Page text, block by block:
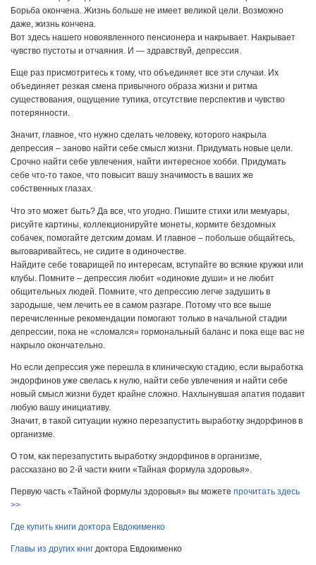
Борьба окончена. Жизнь больше не имеет великой цели. Возможно
даже, жизнь кончена.
Вот здесь нашего новоявленного пенсионера и накрывает. Накрывает
чувство пустоты и отчаяния. И — здравствуй, депрессия.
Еще раз присмотритесь к тому, что объединяет все эти случаи. Их
объединяет резкая смена привычного образа жизни и ритма
существования, ощущение тупика, отсутствие перспектив и чувство
потерянности.
Значит, главное, что нужно сделать человеку, которого накрыла
депрессия – заново найти себе смысл жизни. Придумать новые цели.
Срочно найти себе увлечения, найти интересное хобби. Придумать
себе что-то такое, что повысит вашу значимость в ваших же
собственных глазах.
Что это может быть? Да все, что угодно. Пишите стихи или мемуары,
рисуйте картины, коллекционируйте монеты, кормите бездомных
собачек, помогайте детским домам. И главное – побольше общайтесь,
выговаривайтесь, не сидите в одиночестве.
Найдите себе товарищей по интересам, вступайте во всякие кружки или
клубы. Помните – депрессия любит «одинокие души» и не любит
общительных людей. Помните, что депрессию легче задушить в
зародыше, чем лечить ее в самом разгаре. Потому что все выше
перечисленные рекомендации помогают только в начальной стадии
депрессии, пока не «сломался» гормональный баланс и пока еще вас не
накрыло окончательно.
Но если депрессия уже перешла в клиническую стадию, если выработка
эндорфинов уже свелась к нулю, найти себе увлечения и найти себе
новый смысл жизни будет крайне сложно. Нахлынувшая апатия подавит
любую вашу инициативу.
Значит, в такой ситуации нужно перезапустить выработку эндорфинов в
организме.
О том, как перезапустить выработку эндорфинов в организме,
рассказано во 2-й части книги «Тайная формула здоровья».
Первую часть «Тайной формулы здоровья» вы можете прочитать здесь
>>
Где купить книги доктора Евдокименко
Главы из других книг доктора Евдокименко